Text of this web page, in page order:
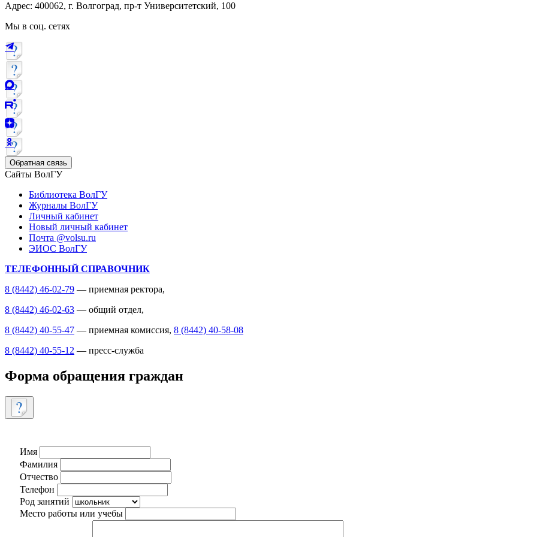
Адрес: 400062, г. Волгоград, пр-т Университетский, 100
Мы в соц. сетях
Обратная связь
Сайты ВолГУ
Библиотека ВолГУ
Журналы ВолГУ
Личный кабинет
Новый личный кабинет
Почта @volsu.ru
ЭИОС ВолГУ
ТЕЛЕФОННЫЙ СПРАВОЧНИК
8 (8442) 46-02-79 — приемная ректора,
8 (8442) 46-02-63 — общий отдел,
8 (8442) 40-55-47 — приемная комиссия, 8 (8442) 40-58-08
8 (8442) 40-55-12 — пресс-служба
Форма обращения граждан
Имя
Фамилия
Отчество
Телефон
Род занятий
Место работы или учебы